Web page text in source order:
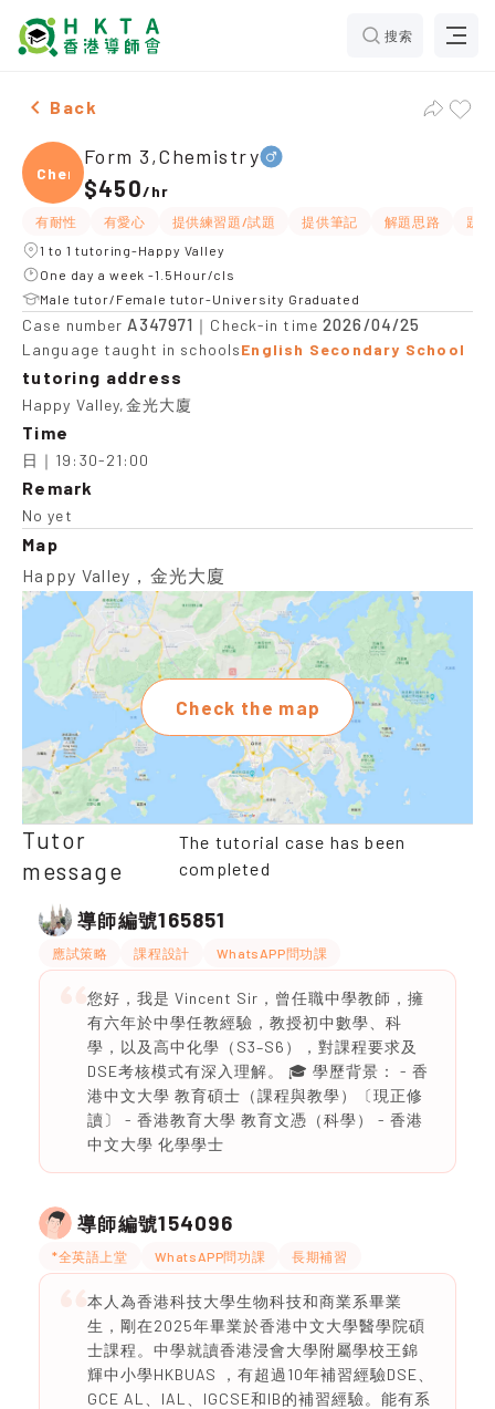
搜索
Male Form 3,Chemistry，Happy Valley Tuition
Back
Chemi
Form 3,Chemistry
$450/hr
有耐性 有愛心 提供練習題/試題 提供筆記 解題思路
題
1 to 1 tutoring-Happy Valley
One day a week -1.5Hour/cls
Male tutor/Female tutor-University Graduated
Case number A347971 ｜Check-in time2026/04/25
Language taught in schoolsEnglish Secondary School
tutoring address
Happy Valley,金光大廈
Time
日｜19:30-21:00
Remark
No yet
Map
Happy Valley，金光大廈
Check the map
Tutor
message
The tutorial case has been
completed
導師編號165851
應試策略 課程設計 WhatsAPP問功課
您好，我是 Vincent Sir，曾任職中學教師，擁
有六年於中學任教經驗，教授初中數學、科
學，以及高中化學（S3–S6），對課程要求及
DSE考核模式有深入理解。 🎓 學歷背景： - 香
港中文大學 教育碩士（課程與教學）〔現正修
讀〕 - 香港教育大學 教育文憑（科學） - 香港
中文大學 化學學士
導師編號154096
*全英語上堂 WhatsAPP問功課 長期補習
本人為香港科技大學生物科技和商業系畢業
生，剛在2025年畢業於香港中文大學醫學院碩
士課程。中學就讀香港浸會大學附屬學校王錦
輝中小學HKBUAS ，有超過10年補習經驗DSE、
GCE AL、IAL、IGCSE和IB的補習經驗。能有系